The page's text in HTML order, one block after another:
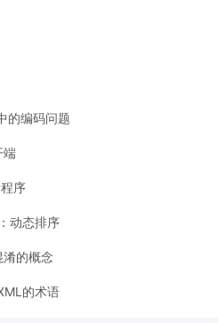
的编码问题
端
序
动态排序
的概念
的术语